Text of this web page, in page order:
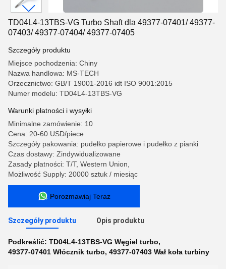
TD04L4-13TBS-VG Turbo Shaft dla 49377-07401/ 49377-
07403/ 49377-07404/ 49377-07405
Szczegóły produktu
Miejsce pochodzenia: Chiny
Nazwa handlowa: MS-TECH
Orzecznictwo: GB/T 19001-2016 idt ISO 9001:2015
Numer modelu: TD04L4-13TBS-VG
Warunki płatności i wysyłki
Minimalne zamówienie: 10
Cena: 20-60 USD/piece
Szczegóły pakowania: pudełko papierowe i pudełko z pianki
Czas dostawy: Zindywidualizowane
Zasady płatności: T/T, Western Union,
Możliwość Supply: 20000 sztuk / miesiąc
Porozmawiaj Teraz
Szczegóły produktu Opis produktu
Podkreślić: TD04L4-13TBS-VG Węgiel turbo,
49377-07401 Włócznik turbo, 49377-07403 Wał koła turbiny